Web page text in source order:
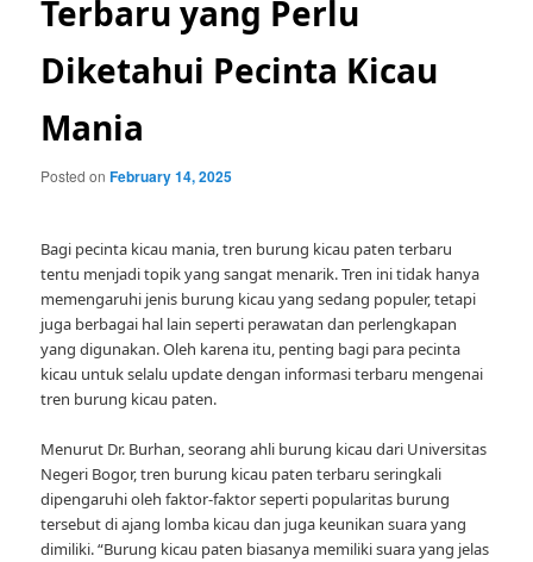
Terbaru yang Perlu
Diketahui Pecinta Kicau
Mania
Posted onFebruary 14, 2025
Bagi pecinta kicau mania, tren burung kicau paten terbaru
tentu menjadi topik yang sangat menarik. Tren ini tidak hanya
memengaruhi jenis burung kicau yang sedang populer, tetapi
juga berbagai hal lain seperti perawatan dan perlengkapan
yang digunakan. Oleh karena itu, penting bagi para pecinta
kicau untuk selalu update dengan informasi terbaru mengenai
tren burung kicau paten.
Menurut Dr. Burhan, seorang ahli burung kicau dari Universitas
Negeri Bogor, tren burung kicau paten terbaru seringkali
dipengaruhi oleh faktor-faktor seperti popularitas burung
tersebut di ajang lomba kicau dan juga keunikan suara yang
dimiliki. “Burung kicau paten biasanya memiliki suara yang jelas